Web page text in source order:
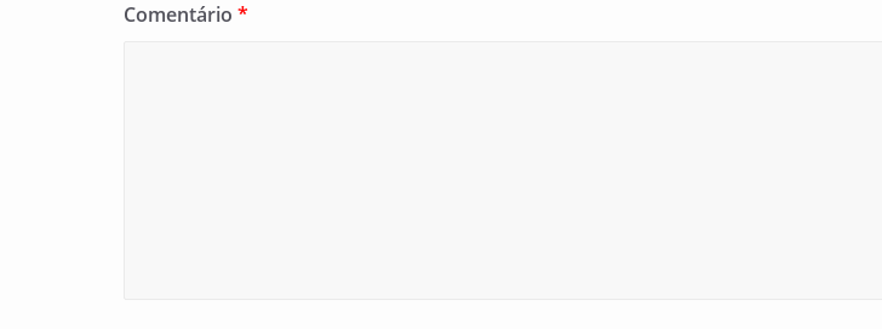
Comentário *